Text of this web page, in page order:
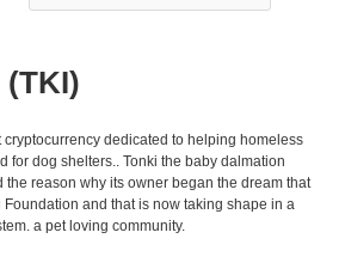
cryptocurrency dedicated to helping homeless
for dog shelters.. Tonki the baby dalmation
the reason why its owner began the dream that
Foundation and that is now taking shape in a
a pet loving community.